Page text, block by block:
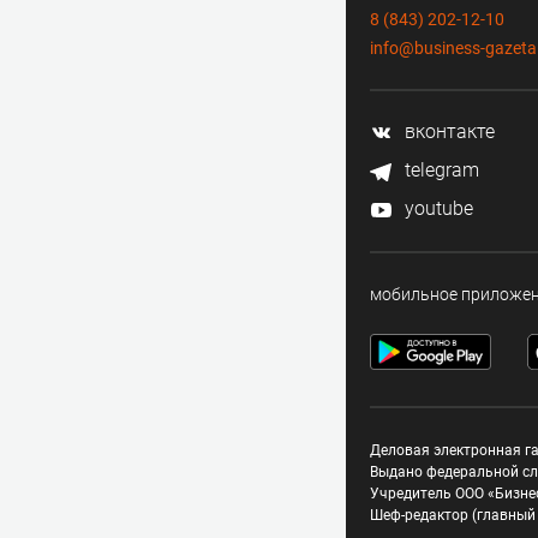
8 (843) 202-12-10
info@business-
вконтакте
telegram
youtube
мобильное
Деловая электронная
Выдано федеральной
Учредитель ООО
Шеф-редактор